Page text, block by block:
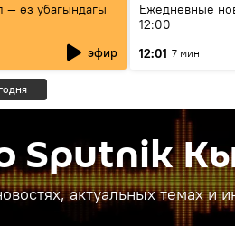
— өз убагындагы
кызмат
эфир
Ежедневные
12:00
12:01 7 мин
Sputnik
актуальных темах и